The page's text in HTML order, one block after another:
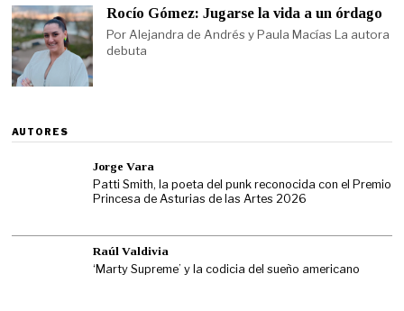
Rocío Gómez: Jugarse la vida a un órdago
Por Alejandra de Andrés y Paula Macías La autora
debuta
AUTORES
Jorge Vara
Patti Smith, la poeta del punk reconocida con el Premio
Princesa de Asturias de las Artes 2026
Raúl Valdivia
‘Marty Supreme’ y la codicia del sueño americano